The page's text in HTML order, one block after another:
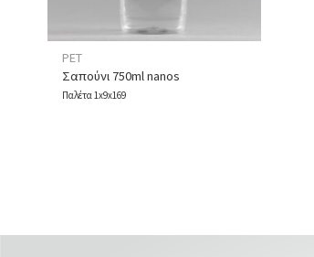
PET
Σαπούνι 750ml nanos
Παλέτα 1x9x169